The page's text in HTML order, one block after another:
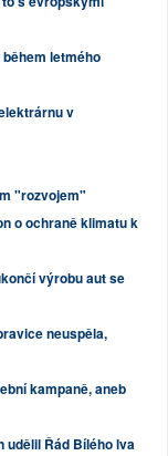
letmého
v
"rozvojem"
o ochraně klimatu k
výrobu aut se
neuspěla,
kampaně, aneb
udělil Řád Bílého lva